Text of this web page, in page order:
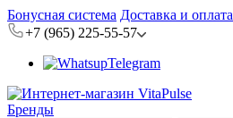
Бонусная система Доставка и оплата
+7 (965) 225-55-57
Telegram
Бренды